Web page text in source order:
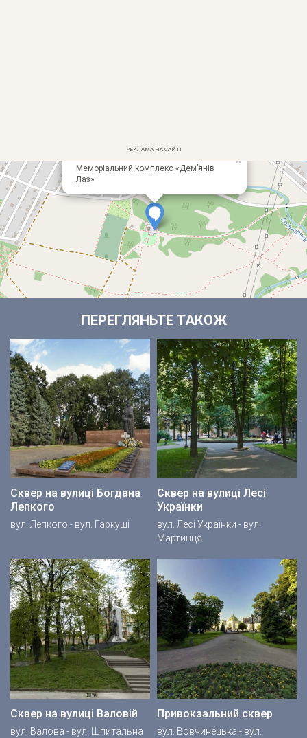
РЕКЛАМА НА САЙТІ
Меморіальний комплекс «Дем’янів
Лаз»
×
+
−
Leaflet| © OpenStreetMap , ©FrankivskOnline
ПЕРЕГЛЯНЬТЕ ТАКОЖ
Сквер на вулиці Богдана
Лепкого
вул. Лепкого - вул. Гаркуші
Сквер на вулиці Лесі
Українки
вул. Лесі Українки - вул.
Мартинця
Сквер на вулиці Валовій
вул. Валова - вул. Шпитальна
Привокзальний сквер
вул. Вовчинецька - вул.